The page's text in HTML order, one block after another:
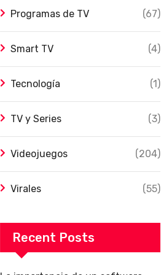
Programas de TV (67)
Smart TV (4)
Tecnología (1)
TV y Series (3)
Videojuegos (204)
Virales (55)
Recent Posts